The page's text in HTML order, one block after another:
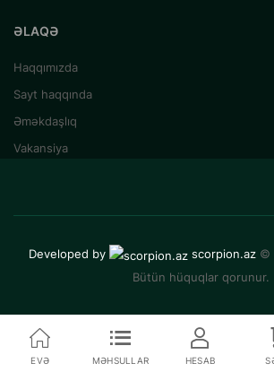
ƏLAQƏ
Haqqımızda
Sayt haqqında
Əməkdaşlıq
Vakansiya
Developed by scorpion.az ©
Bütün hüquqlar qorunur.
EVƏ MƏHSULLAR HESAB